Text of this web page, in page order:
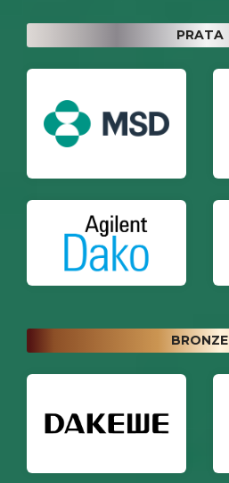
PRATA
BRONZE